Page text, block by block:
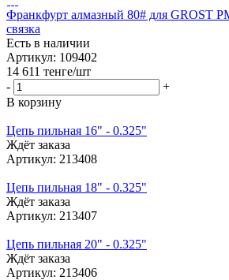
Франкфурт алмазный 80# для GROST
связка
Есть в наличии
Артикул: 109402
14 611 тенге/шт
-
+
В корзину
Цепь пильная 16" - 0.325"
Ждёт заказа
Артикул: 213408
Цепь пильная 18" - 0.325"
Ждёт заказа
Артикул: 213407
Цепь пильная 20" - 0.325"
Ждёт заказа
Артикул: 213406